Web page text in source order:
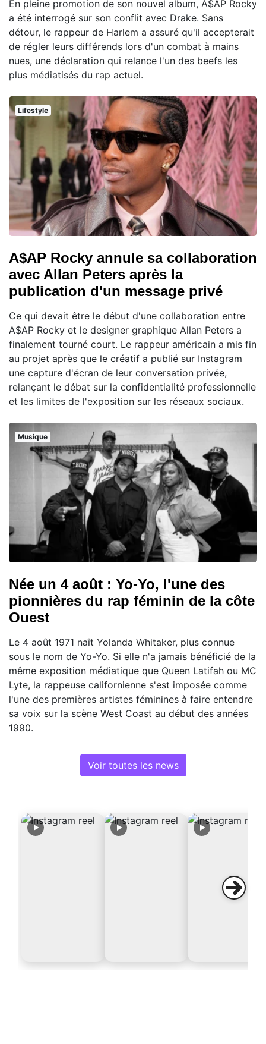
En pleine promotion de son nouvel album, A$AP Rocky
a été interrogé sur son conflit avec Drake. Sans
détour, le rappeur de Harlem a assuré qu'il accepterait
de régler leurs différends lors d'un combat à mains
nues, une déclaration qui relance l'un des beefs les
plus médiatisés du rap actuel.
Lifestyle
A$AP Rocky annule sa collaboration
avec Allan Peters après la
publication d'un message privé
Ce qui devait être le début d'une collaboration entre
A$AP Rocky et le designer graphique Allan Peters a
finalement tourné court. Le rappeur américain a mis fin
au projet après que le créatif a publié sur Instagram
une capture d'écran de leur conversation privée,
relançant le débat sur la confidentialité professionnelle
et les limites de l'exposition sur les réseaux sociaux.
Musique
Née un 4 août : Yo-Yo, l'une des
pionnières du rap féminin de la côte
Ouest
Le 4 août 1971 naît Yolanda Whitaker, plus connue
sous le nom de Yo-Yo. Si elle n'a jamais bénéficié de la
même exposition médiatique que Queen Latifah ou MC
Lyte, la rappeuse californienne s'est imposée comme
l'une des premières artistes féminines à faire entendre
sa voix sur la scène West Coast au début des années
1990.
Voir toutes les news